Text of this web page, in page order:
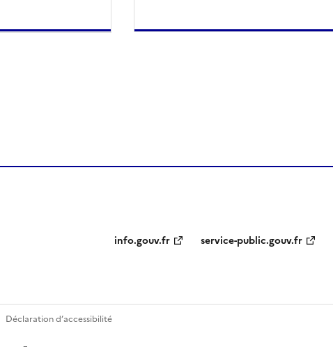
info.gouv.fr service-public.gouv.fr
Déclaration d’accessibilité